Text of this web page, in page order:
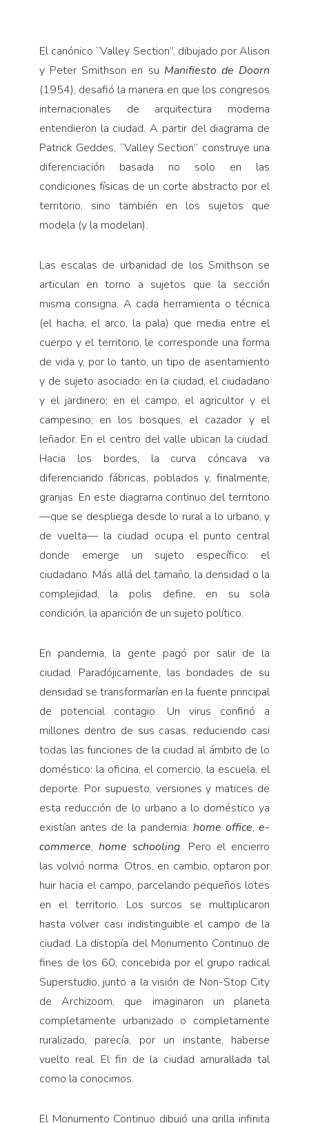
El canónico “Valley Section”, dibujado por Alison
y Peter Smithson en su Manifiesto de Doorn
(1954), desafió la manera en que los congresos
internacionales de arquitectura moderna
entendieron la ciudad. A partir del diagrama de
Patrick Geddes, “Valley Section” construye una
diferenciación basada no solo en las
condiciones físicas de un corte abstracto por el
territorio, sino también en los sujetos que
modela (y la modelan).
Las escalas de urbanidad de los Smithson se
articulan en torno a sujetos que la sección
misma consigna. A cada herramienta o técnica
(el hacha, el arco, la pala) que media entre el
cuerpo y el territorio, le corresponde una forma
de vida y, por lo tanto, un tipo de asentamiento
y de sujeto asociado: en la ciudad, el ciudadano
y el jardinero; en el campo, el agricultor y el
campesino; en los bosques, el cazador y el
leñador. En el centro del valle ubican la ciudad.
Hacia los bordes, la curva cóncava va
diferenciando fábricas, poblados y, finalmente,
granjas. En este diagrama continuo del territorio
—que se despliega desde lo rural a lo urbano, y
de vuelta— la ciudad ocupa el punto central
donde emerge un sujeto específico: el
ciudadano. Más allá del tamaño, la densidad o la
complejidad, la polis define, en su sola
condición, la aparición de un sujeto político.
En pandemia, la gente pagó por salir de la
ciudad. Paradójicamente, las bondades de su
densidad se transformarían en la fuente principal
de potencial contagio. Un virus confinó a
millones dentro de sus casas, reduciendo casi
todas las funciones de la ciudad al ámbito de lo
doméstico: la oficina, el comercio, la escuela, el
deporte. Por supuesto, versiones y matices de
esta reducción de lo urbano a lo doméstico ya
existían antes de la pandemia: home office,e-
commerce,home schooling. Pero el encierro
las volvió norma. Otros, en cambio, optaron por
huir hacia el campo, parcelando pequeños lotes
en el territorio. Los surcos se multiplicaron
hasta volver casi indistinguible el campo de la
ciudad. La distopía del Monumento Continuo de
fines de los 60, concebida por el grupo radical
Superstudio, junto a la visión de Non-Stop City
de Archizoom, que imaginaron un planeta
completamente urbanizado o completamente
ruralizado, parecía, por un instante, haberse
vuelto real. El fin de la ciudad amurallada tal
como la conocimos.
El Monumento Continuo dibujó una grilla infinita